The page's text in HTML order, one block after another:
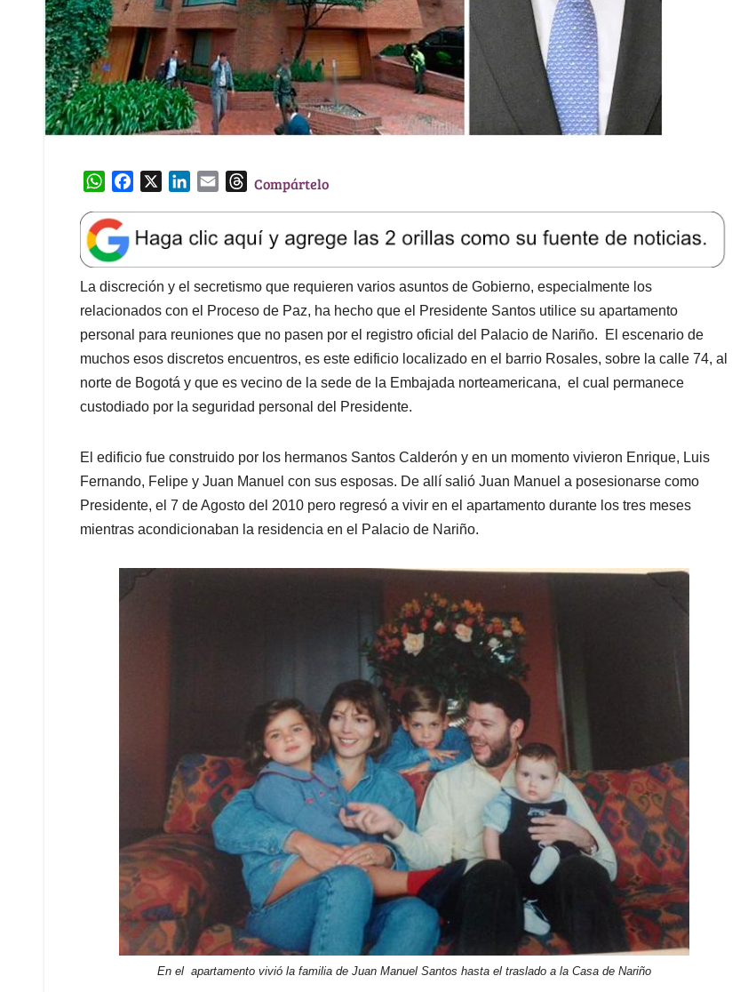
W
a
t
s
A
p
p
e
b
o
o
k
k
e
d
I
n
l
T
e
a
d
s
Compártelo
La discreción y el secretismo que requieren varios asuntos de Gobierno, especialmente los
relacionados con el Proceso de Paz, ha hecho que el Presidente Santos utilice su apartamento
personal para reuniones que no pasen por el registro oficial del Palacio de Nariño. El escenario de
muchos esos discretos encuentros, es este edificio localizado en el barrio Rosales, sobre la calle 74, al
norte de Bogotá y que es vecino de la sede de la Embajada norteamericana, el cual permanece
custodiado por la seguridad personal del Presidente.
El edificio fue construido por los hermanos Santos Calderón y en un momento vivieron Enrique, Luis
Fernando, Felipe y Juan Manuel con sus esposas. De allí salió Juan Manuel a posesionarse como
Presidente, el 7 de Agosto del 2010 pero regresó a vivir en el apartamento durante los tres meses
mientras acondicionaban la residencia en el Palacio de Nariño.
En el apartamento vivió la familia de Juan Manuel Santos hasta el traslado a la Casa de Nariño